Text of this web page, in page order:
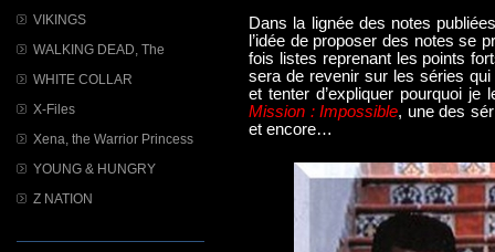
VIKINGS
WALKING DEAD, The
WHITE COLLAR
X-Files
Xena, the Warrior Princess
YOUNG & HUNGRY
Z NATION
Dans la lignée des notes
l’idée de proposer des notes se
fois listes reprenant les points
sera de revenir sur les séries
et tenter d’expliquer pourquoi
Mission : Impossible, une des
et encore…